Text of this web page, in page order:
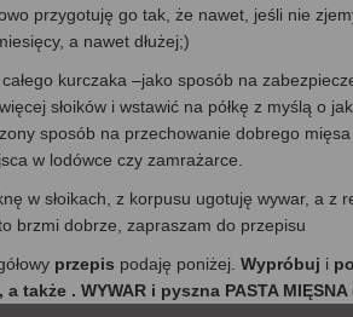
przygotuję go tak, że nawet, jeśli nie
a nawet dłużej;)
kurczaka –jako sposób na
słoików i wstawić na półkę z myślą o
sposób na przechowanie dobrego
w lodówce czy zamrażarce.
w słoikach, z korpusu ugotuję wywar, a
brzmi dobrze, zapraszam do przepisu
przepis podaję poniżej. Wypróbuj i
a także . WYWAR i pyszna PASTA